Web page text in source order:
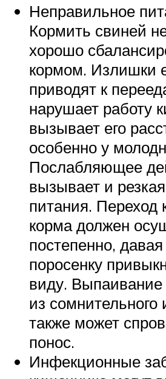
Неправильное
Кормить свиней
хорошо
кормом. Излишки
приводят к
нарушает работу
вызывает его
особенно у
Послабляющее
вызывает и
питания. Переход
корма должен
постепенно,
поросенку
виду. Выпаивание
из сомнительного
также может
понос.
Инфекционные